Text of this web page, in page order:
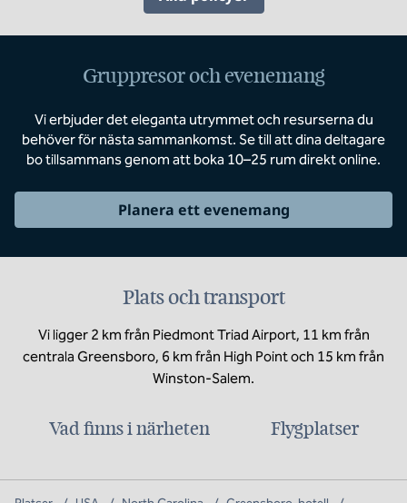
Gruppresor och evenemang
Vi erbjuder det eleganta utrymmet och resurserna du
behöver för nästa sammankomst. Se till att dina deltagare
bo tillsammans genom att boka 10–25 rum direkt online.
Planera ett evenemang
Plats och transport
Vi ligger 2 km från Piedmont Triad Airport, 11 km från
centrala Greensboro, 6 km från High Point och 15 km från
Winston-Salem.
Vad finns i närheten Flygplatser